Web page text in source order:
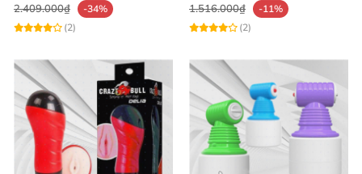
2.409.000₫
-34%
(2)
1.516.000₫
-11%
(2)